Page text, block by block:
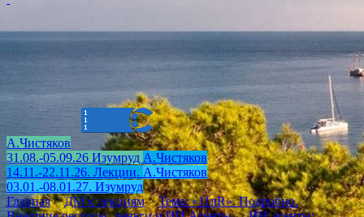
А.Чистяков
31.08.-05.09.26 Изумруд А.Чистяков
14.11.-22.11.26. Лекции. А.Чистяков
03.01.-08.01.27. Изумруд
Главная > ДМ к лекциям > Тема: «11πR». Подробно. >